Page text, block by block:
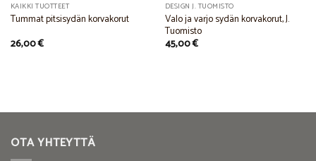
KAIKKI TUOTTEET
Tummat pitsisydän korvakorut
26,00€
DESIGN J. TUOMISTO
Valo ja varjo sydän korvakorut, J.
Tuomisto
45,00€
OTA YHTEYTTÄ